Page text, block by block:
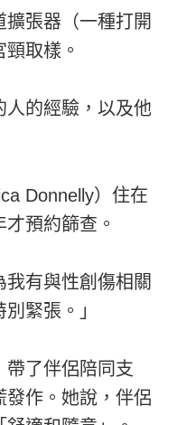
張器（一種打開
取樣。
人的經驗，以及他
Donnelly）住在
預約篩查。
有與性創傷相關
緊張。」
帶了伴侶陪同支
發作。她說，伴侶